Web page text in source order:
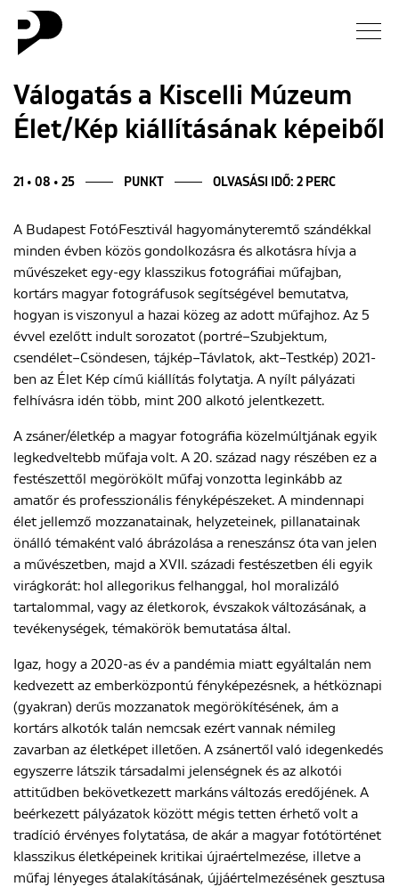
Galéria
Interjú
Esszé
Blog
Rólunk
ENGLISH
Válogatás a Kiscelli Múzeum
Élet/Kép kiállításának képeiből
21 • 08 • 25 PUNKT OLVASÁSI IDŐ: 2 PERC
A Budapest FotóFesztivál hagyományteremtő szándékkal
minden évben közös gondolkozásra és alkotásra hívja a
művészeket egy-egy klasszikus fotográfiai műfajban,
kortárs magyar fotográfusok segítségével bemutatva,
hogyan is viszonyul a hazai közeg az adott műfajhoz. Az 5
évvel ezelőtt indult sorozatot (portré–Szubjektum,
csendélet–Csöndesen, tájkép–Távlatok, akt–Testkép) 2021-
ben az Élet Kép című kiállítás folytatja. A nyílt pályázati
felhívásra idén több, mint 200 alkotó jelentkezett.
A zsáner/életkép a magyar fotográfia közelmúltjának egyik
legkedveltebb műfaja volt. A 20. század nagy részében ez a
festészettől megörökölt műfaj vonzotta leginkább az
amatőr és professzionális fényképészeket. A mindennapi
élet jellemző mozzanatainak, helyzeteinek, pillanatainak
önálló témaként való ábrázolása a reneszánsz óta van jelen
a művészetben, majd a XVII. századi festészetben éli egyik
virágkorát: hol allegorikus felhanggal, hol moralizáló
tartalommal, vagy az életkorok, évszakok változásának, a
tevékenységek, témakörök bemutatása által.
Igaz, hogy a 2020-as év a pandémia miatt egyáltalán nem
kedvezett az emberközpontú fényképezésnek, a hétköznapi
(gyakran) derűs mozzanatok megörökítésének, ám a
kortárs alkotók talán nemcsak ezért vannak némileg
zavarban az életképet illetően. A zsánertől való idegenkedés
egyszerre látszik társadalmi jelenségnek és az alkotói
attitűdben bekövetkezett markáns változás eredőjének. A
beérkezett pályázatok között mégis tetten érhető volt a
tradíció érvényes folytatása, de akár a magyar fotótörténet
klasszikus életképeinek kritikai újraértelmezése, illetve a
műfaj lényeges átalakításának, újjáértelmezésének gesztusa